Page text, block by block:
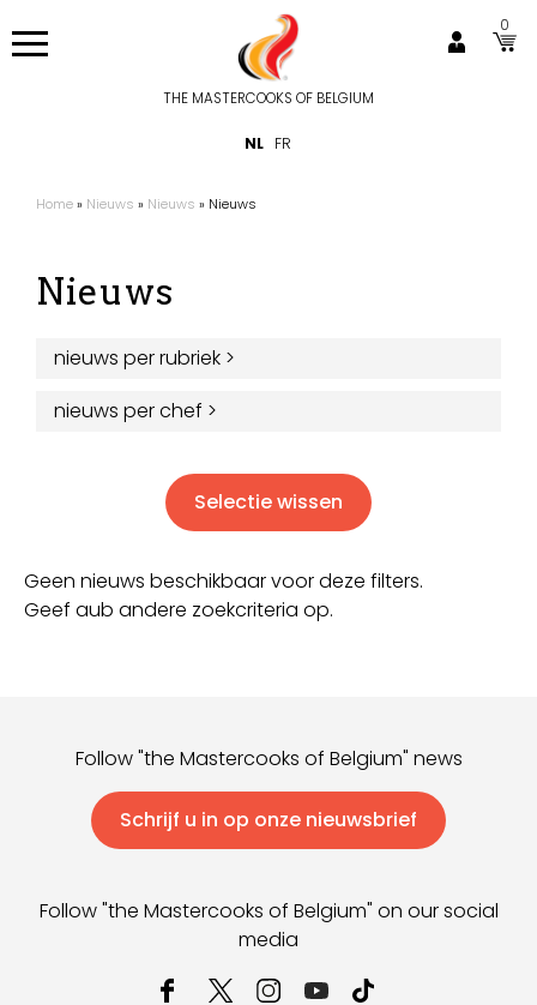
en
THE MASTERCOOKS OF BELGIUM
0
NL FR
Kruimelpad
Home Nieuws Nieuws Nieuws
Nieuws
nieuws per rubriek >
nieuws per chef >
Selectie wissen
Geen nieuws beschikbaar voor deze filters.
Geef aub andere zoekcriteria op.
Follow "the Mastercooks of Belgium" news
Schrijf u in op onze nieuwsbrief
Follow "the Mastercooks of Belgium" on our social
media